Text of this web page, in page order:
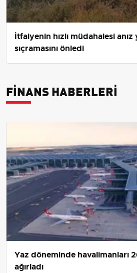
İtfaiyenin hızlı müdahalesi anız
sıçramasını önledi
FINANS HABERLERI
Yaz döneminde havalimanları
ağırladı